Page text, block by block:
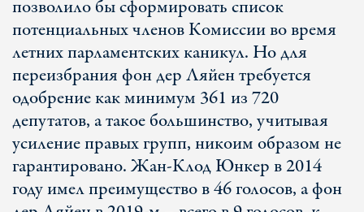
позволило бы сформировать список
потенциальных членов Комиссии во время
летних парламентских каникул. Но для
переизбрания фон дер Ляйен требуется
одобрение как минимум 361 из 720
депутатов, а такое большинство, учитывая
усиление правых групп, никоим образом не
гарантировано. Жан-Клод Юнкер в 2014
году имел преимущество в 46 голосов, а фон